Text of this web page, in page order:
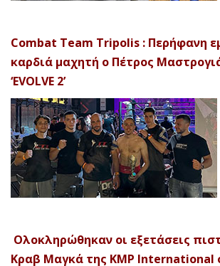
Combat Team Tripolis : Περήφανη
καρδιά μαχητή ο Πέτρος
‘EVOLVE 2’
Ολοκληρώθηκαν οι εξετάσεις
Κραβ Μαγκά της KMP International